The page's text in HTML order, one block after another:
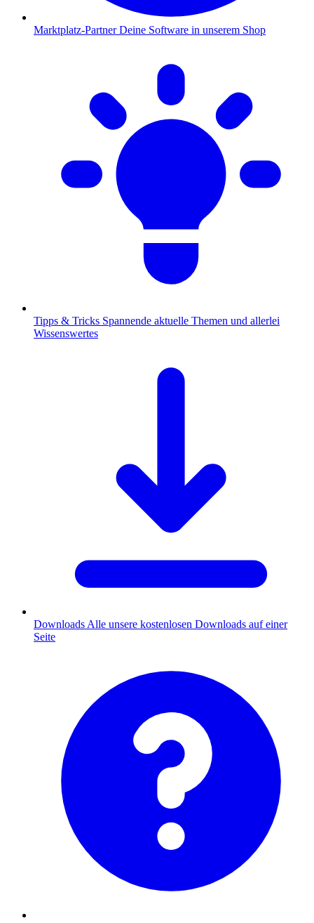
Marktplatz-Partner Deine Software in unserem Shop
Tipps & Tricks Spannende aktuelle Themen und allerlei
Wissenswertes
Downloads Alle unsere kostenlosen Downloads auf einer
Seite